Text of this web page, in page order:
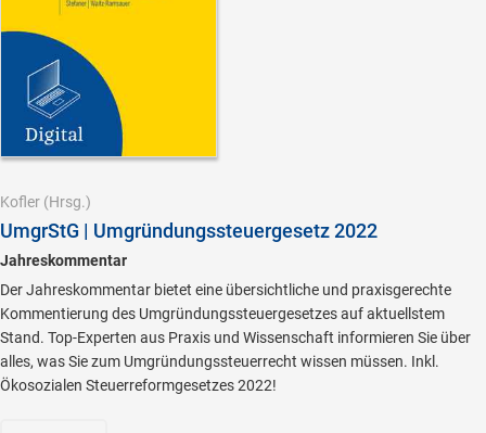
Kofler (Hrsg.)
UmgrStG | Umgründungssteuergesetz 2022
Jahreskommentar
Der Jahreskommentar bietet eine übersichtliche und praxisgerechte
Kommentierung des Umgründungssteuergesetzes auf aktuellstem
Stand. Top-Experten aus Praxis und Wissenschaft informieren Sie über
alles, was Sie zum Umgründungssteuerrecht wissen müssen. Inkl.
Ökosozialen Steuerreformgesetzes 2022!